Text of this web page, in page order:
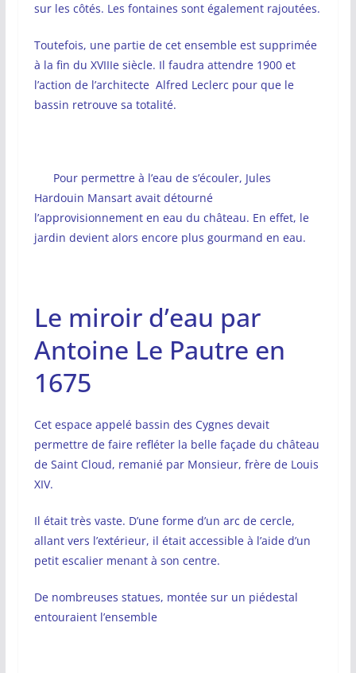
sur les côtés. Les fontaines sont également rajoutées.
Toutefois, une partie de cet ensemble est supprimée
à la fin du XVIIIe siècle. Il faudra attendre 1900 et
l’action de l’architecte Alfred Leclerc pour que le
bassin retrouve sa totalité.
Pour permettre à l’eau de s’écouler, Jules
Hardouin Mansart avait détourné
l’approvisionnement en eau du château. En effet, le
jardin devient alors encore plus gourmand en eau.
Le miroir d’eau par
Antoine Le Pautre en
1675
Cet espace appelé bassin des Cygnes devait
permettre de faire refléter la belle façade du château
de Saint Cloud, remanié par Monsieur, frère de Louis
XIV.
Il était très vaste. D’une forme d’un arc de cercle,
allant vers l’extérieur, il était accessible à l’aide d’un
petit escalier menant à son centre.
De nombreuses statues, montée sur un piédestal
entouraient l’ensemble